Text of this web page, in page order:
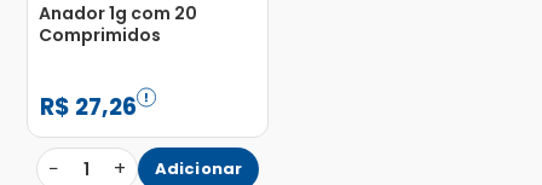
Anador 1g com 20
Comprimidos
R$ 27,26
− 1 + Adicionar